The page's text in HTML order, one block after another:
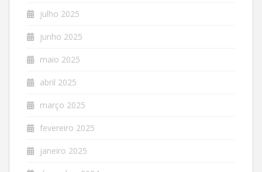
julho 2025
junho 2025
maio 2025
abril 2025
março 2025
fevereiro 2025
janeiro 2025